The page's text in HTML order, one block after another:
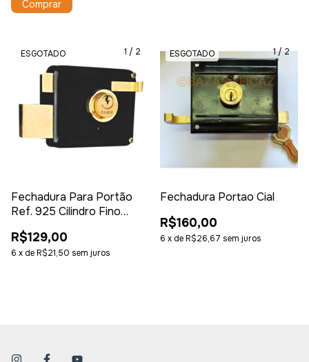
1 / 2
ESGOTADO
Fechadura Para Portão
Ref. 925 Cilindro Fino
R$129,00
6 x deR$21,50 sem juros
1/2
ESGOTADO
Fechadura Portao Cial
R$160,00
6 x deR$26,67 sem juros